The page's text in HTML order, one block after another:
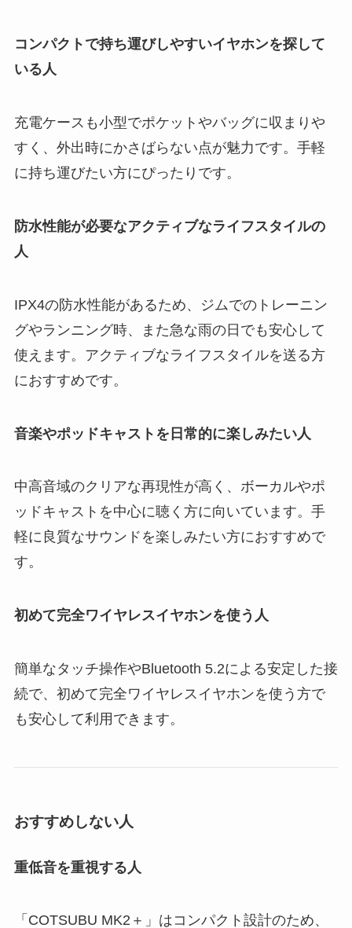
コンパクトで持ち運びしやすいイヤホンを探して
いる人
充電ケースも小型でポケットやバッグに収まりや
すく、外出時にかさばらない点が魅力です。手軽
に持ち運びたい方にぴったりです。
防水性能が必要なアクティブなライフスタイルの
人
IPX4の防水性能があるため、ジムでのトレーニン
グやランニング時、また急な雨の日でも安心して
使えます。アクティブなライフスタイルを送る方
におすすめです。
音楽やポッドキャストを日常的に楽しみたい人
中高音域のクリアな再現性が高く、ボーカルやポ
ッドキャストを中心に聴く方に向いています。手
軽に良質なサウンドを楽しみたい方におすすめで
す。
初めて完全ワイヤレスイヤホンを使う人
簡単なタッチ操作やBluetooth 5.2による安定した接
続で、初めて完全ワイヤレスイヤホンを使う方で
も安心して利用できます。
おすすめしない人
重低音を重視する人
「COTSUBU MK2＋」はコンパクト設計のため、